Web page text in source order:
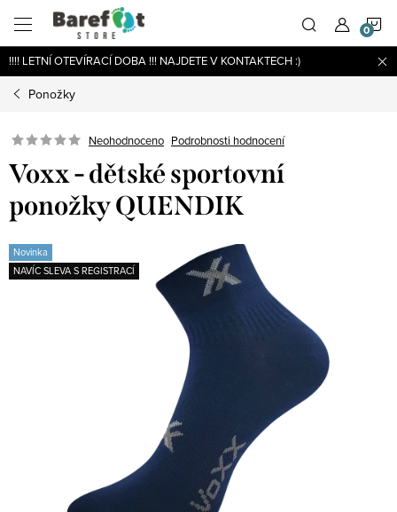
obsah
!!!! LETNÍ OTEVÍRACÍ DOBA !!! NAJDETE V KONTAKTECH :)
Ponožky
Neohodnoceno Podrobnosti hodnocení
Voxx - dětské sportovní
ponožky QUENDIK
Novinka
NAVÍC SLEVA S REGISTRACÍ